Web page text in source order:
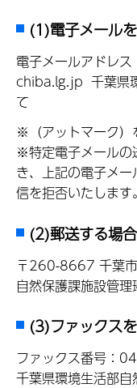
(1)電子メール
電子メールアドレ
chiba.lg.jp 千葉県
て
※（アットマーク）
※特定電子メールの
き、上記の電子メ
信を拒否いたします。
(2)郵送する場合
〒260-8667 千葉
自然保護課施設管理
(3)ファックス
ファックス番号：
千葉県環境生活部